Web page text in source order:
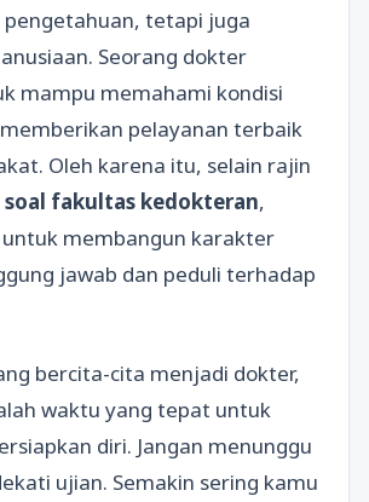
tetapi juga
Seorang dokter
mampu memahami kondisi
pelayanan terbaik
Oleh karena itu, selain rajin
soal fakultas kedokteran,
membangun karakter
jawab dan peduli terhadap
bercita-cita menjadi dokter,
waktu yang tepat untuk
diri. Jangan menunggu
ujian. Semakin sering kamu